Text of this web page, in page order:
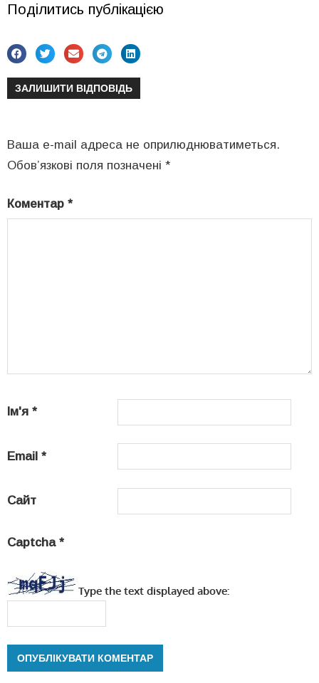
Поділитись публікацією
ЗАЛИШИТИ ВІДПОВІДЬ
Ваша e-mail адреса не оприлюднюватиметься.
Обов’язкові поля позначені *
Коментар *
Ім'я *
Email *
Сайт
Captcha *
Type the text displayed above: